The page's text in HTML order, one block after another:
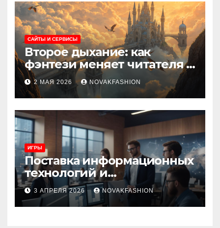
САЙТЫ И СЕРВИСЫ
Второе дыхание: как
фэнтези меняет читателя и
культуру
2 МАЯ 2026 NOVAKFASHION
ИГРЫ
Поставка информационных
технологий и
инновационные решения
3 АПРЕЛЯ 2026 NOVAKFASHION